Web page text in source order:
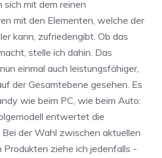
sich mit dem reinen
mit den Elementen, welche der
kann, zufriedengibt. Ob das
stelle ich dahin. Das
einmal auch leistungsfähiger,
der Gesamtebene gesehen. Es
wie beim PC, wie beim Auto:
entwertet die
Bei der Wahl zwischen aktuellen
Produkten ziehe ich jedenfalls -